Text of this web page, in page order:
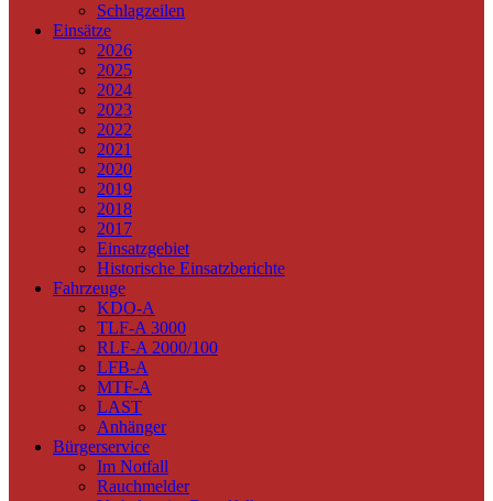
Schlagzeilen
Einsätze
2026
2025
2024
2023
2022
2021
2020
2019
2018
2017
Einsatzgebiet
Historische Einsatzberichte
Fahrzeuge
KDO-A
TLF-A 3000
RLF-A 2000/100
LFB-A
MTF-A
LAST
Anhänger
Bürgerservice
Im Notfall
Rauchmelder